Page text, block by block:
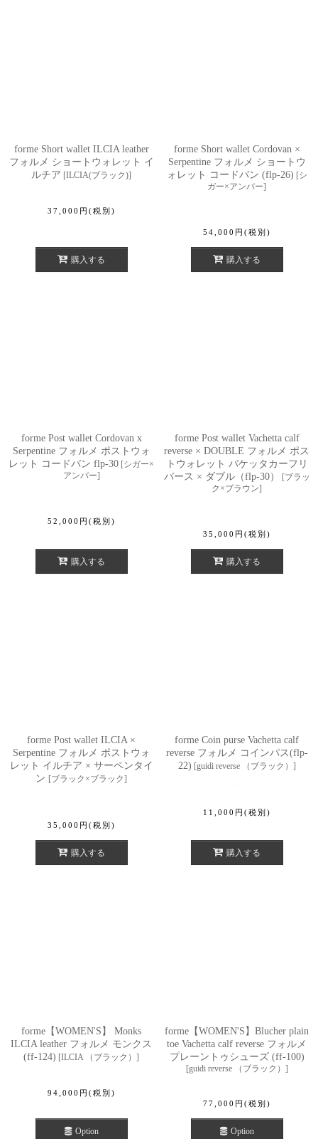
forme Short wallet ILCIA leather
フォルメ ショートウォレット イ
ルチア [ILCIA(ブラック)]
37,000 円 (税別)
購入する
forme Short wallet Cordovan ×
Serpentine フォルメ ショートウ
ォレット コードバン (flp-26) [シ
ガー×アンバー]
54,000 円 (税別)
購入する
forme Post wallet Cordovan x
Serpentine フォルメ ポストウォ
レット コードバン flp-30 [シガー×
アンバー]
52,000 円 (税別)
購入する
forme Post wallet Vachetta calf
reverse × DOUBLE フォルメ ポス
トウォレット バケッタカーフリ
バース × ダブル（flp-30）
[ブラッ
ク×ブラウン]
35,000 円 (税別)
購入する
forme Post wallet ILCIA ×
Serpentine フォルメ ポストウォ
レット イルチア × サーペンタイ
ン [ブラック×ブラック]
35,000 円 (税別)
購入する
forme Coin purse Vachetta calf
reverse フォルメ コインパス(flp-
22) [guidi reverse （ブラック） ]
11,000 円 (税別)
購入する
forme【WOMEN'S】 Monks
ILCIA leather フォルメ モンクス
(ff-124) [ILCIA （ブラック） ]
94,000 円 (税別)
Option
forme【WOMEN'S】Blucher plain
toe Vachetta calf reverse フォルメ
プレーントゥシューズ (ff-100)
[guidi reverse （ブラック） ]
77,000 円 (税別)
Option